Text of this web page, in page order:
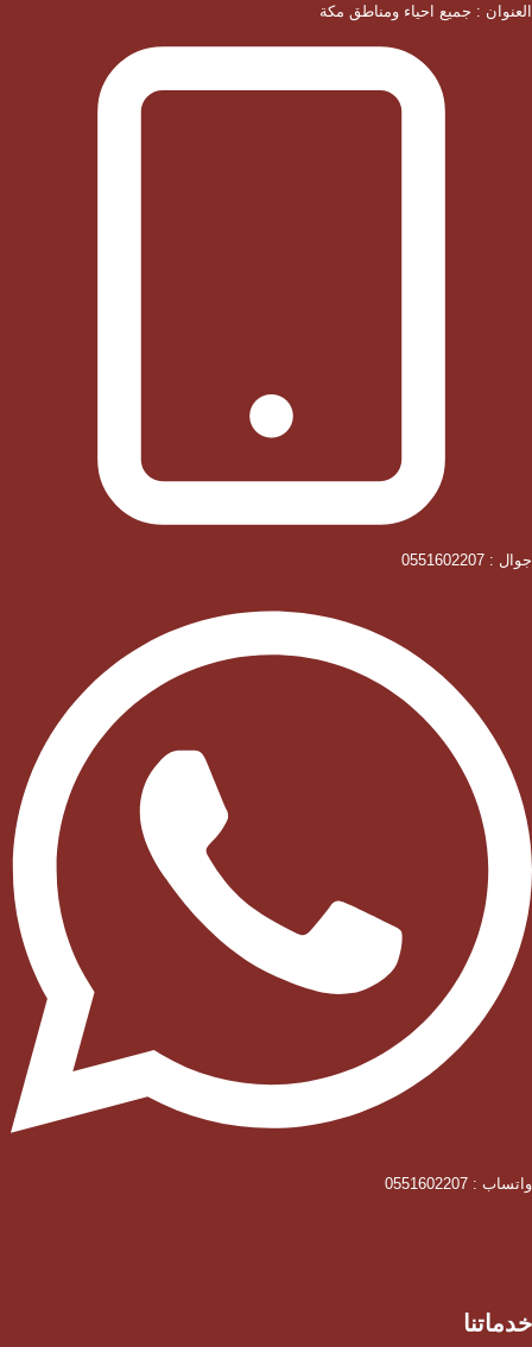
العنوان : جميع احياء ومناطق مكة
جوال : 0551602207
واتساب : 0551602207
خدماتنا